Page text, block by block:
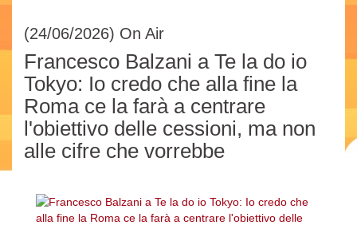
(24/06/2026) On Air
Francesco Balzani a Te la do io
Tokyo: Io credo che alla fine la
Roma ce la farà a centrare
l'obiettivo delle cessioni, ma non
alle cifre che vorrebbe